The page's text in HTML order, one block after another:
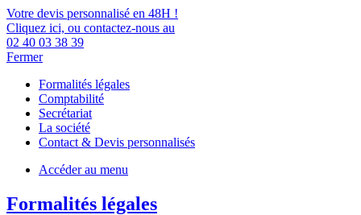
Votre devis personnalisé en 48H !
Cliquez ici, ou contactez-nous au
02 40 03 38 39
Fermer
Formalités légales
Comptabilité
Secrétariat
La société
Contact & Devis personnalisés
Accéder au menu
Formalités légales